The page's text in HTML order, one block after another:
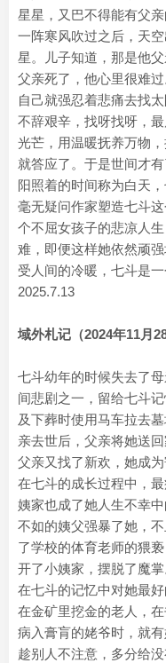
星星，又巴不得能有父
一阵寒风吹过之后，天
星。儿子知道，那是他父
父亲死了，他心里很难
自己就强忍着悲痛去找
不辞艰辛，找呀找呀，
光芒，用温暖抚养万物
就答应了。于是世间才
阳照着的时间称为白天
毫无疑问作家塑造七斗
个不屈女孩子的悲凉人
难，即便这样她依然顽
受人间的冷暖，七斗是
2025.7.13
域外札记（2024年11月
七斗幼年的时候失去了
间悲剧之一，留给七斗
及下葬时使用马车拉去
亲去世后，父亲将她送
父亲又找了新欢，她成为
在七斗的成长过程中，
姨家也成了她人生不幸
不如的姨父强暴了她，
了学校的体育老师的猥
开了小姨家，摆脱了魔掌
在七斗的记忆中对她最
在金矿里挖金的老人，
病入膏肓的姥爷时，就
趁别人不注意，多分给